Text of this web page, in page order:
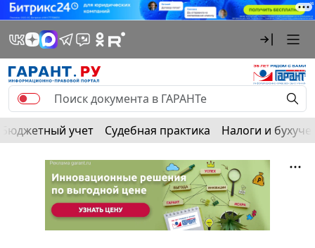
Бюджетный учет Судебная практика Налоги и